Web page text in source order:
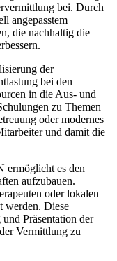
bei. Durch
angepasstem
die nachhaltig die
der
bei den
in die Aus- und
zu Themen
oder modernes
und damit die
ermöglicht es den
aufzubauen.
oder lokalen
werden. Diese
Präsentation der
Vermittlung zu